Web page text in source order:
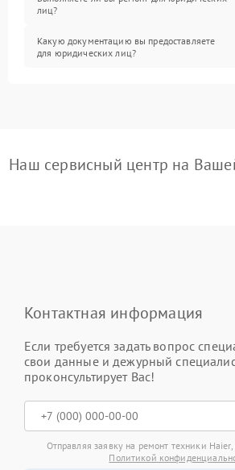
лиц?
Какую документацию вы предоставляете
для юридических лиц?
Наш сервисный центр на
Контактная информация
Если требуется задать вопрос
свои данные и дежурный
проконсультирует Вас!
Отправляя заявку на ремонт техники
Политикой